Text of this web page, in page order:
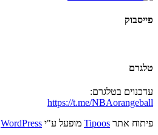
פייסבוק
טלגרם
עדכנוים בטלגרם:
https://t.me/NBAorangeball
פיתוח אתר Tipoos מופעל ע"י WordPress